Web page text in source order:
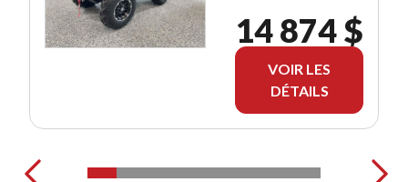
14 874 $
VOIR LES
DÉTAILS